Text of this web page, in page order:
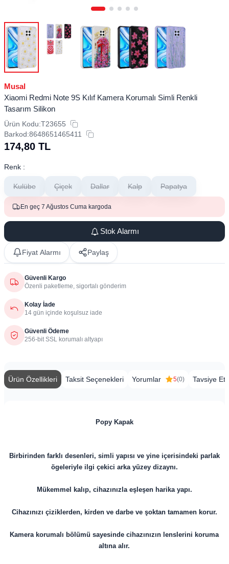
Musal
Xiaomi Redmi Note 9S Kılıf Kamera Korumalı Simli Renkli
Tasarım Silikon
Ürün Kodu:T23655
Barkod:8648651465411
174,80 TL
Renk :
Kulübe Çiçek Dallar Kalp Papatya
En geç 7 Ağustos Cuma kargoda
Stok Alarmı
Fiyat Alarmı Paylaş
Güvenli Kargo
Özenli paketleme, sigortalı gönderim
Kolay İade
14 gün içinde koşulsuz iade
Güvenli Ödeme
256-bit SSL korumalı altyapı
Ürün Özellikleri Taksit Seçenekleri Yorumlar 5(0) Tavsiye Et
Popy Kapak
Birbirinden farklı desenleri, simli yapısı ve yine içerisindeki parlak
ögeleriyle ilgi çekici arka yüzey dizaynı.
Mükemmel kalıp, cihazınızla eşleşen harika yapı.
Cihazınızı çiziklerden, kirden ve darbe ve şoktan tamamen korur.
Kamera korumalı bölümü sayesinde cihazınızın lenslerini koruma
altına alır.